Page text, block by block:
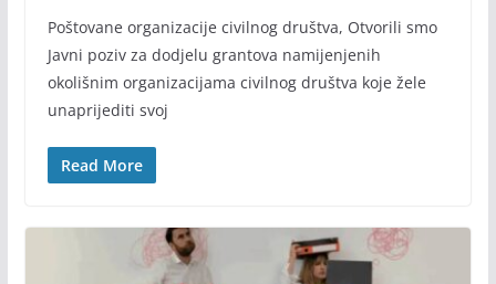
Poštovane organizacije civilnog društva, Otvorili smo
Javni poziv za dodjelu grantova namijenjenih
okolišnim organizacijama civilnog društva koje žele
unaprijediti svoj
Read More